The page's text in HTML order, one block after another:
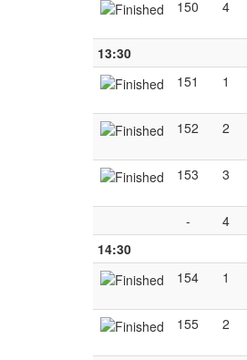
150
4
13:30
151
1
152
2
153
3
-
4
14:30
154
1
155
2